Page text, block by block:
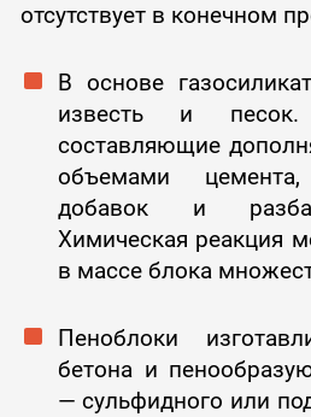
отсутствует в конечном
В основе
известь и
составляющие
объемами цемента,
добавок и
Химическая реакция
в массе блока
Пеноблоки
бетона и
— сульфидного или